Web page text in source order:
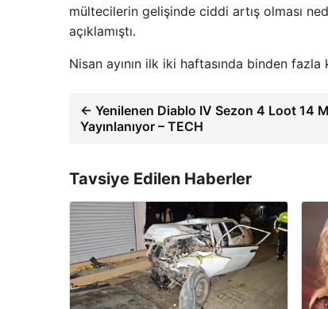
mültecilerin gelişinde ciddi artış olması
açıklamıştı.
Nisan ayının ilk iki haftasında binden
← Yenilenen Diablo IV Sezon 4 Loot 14
Yayınlanıyor – TECH
Tavsiye Edilen Haberler